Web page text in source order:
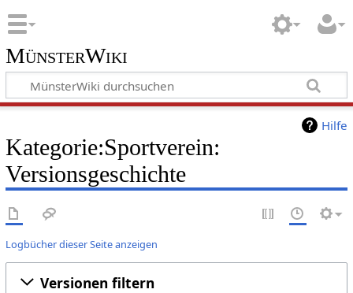
MünsterWiki
Hilfe
Kategorie:Sportverein:
Versionsgeschichte
Logbücher dieser Seite anzeigen
Versionen filtern